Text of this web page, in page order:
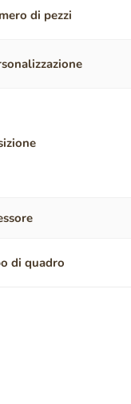
di pezzi
di quadro